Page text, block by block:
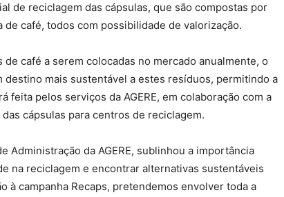
de reciclagem das cápsulas, que são compostas por
café, todos com possibilidade de valorização.
café a serem colocadas no mercado anualmente, o
mais sustentável a estes resíduos, permitindo a
feita pelos serviços da AGERE, em colaboração com a
cápsulas para centros de reciclagem.
Administração da AGERE, sublinhou a importância
na reciclagem e encontrar alternativas sustentáveis
à campanha Recaps, pretendemos envolver toda a